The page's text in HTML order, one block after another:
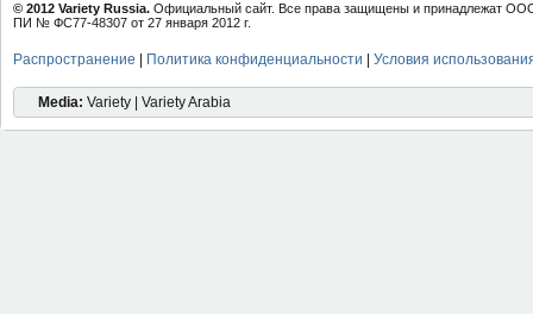
© 2012 Variety Russia. Официальный сайт. Все права защищены и принадлежат
ПИ № ФС77-48307 от 27 января 2012 г.
Распространение Политика конфиденциальности Условия
Media: Variety | Variety Arabia